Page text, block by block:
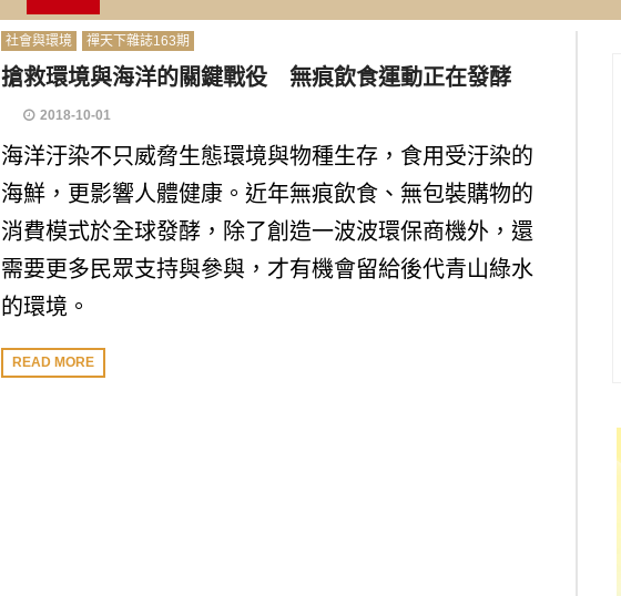
社會與環境 禪天下雜誌163期
搶救環境與海洋的關鍵戰役 無痕飲食運動正在發酵
2018-10-01
海洋汙染不只威脅生態環境與物種生存，食用受汙染的
海鮮，更影響人體健康。近年無痕飲食、無包裝購物的
消費模式於全球發酵，除了創造一波波環保商機外，還
需要更多民眾支持與參與，才有機會留給後代青山綠水
的環境。
READ MORE